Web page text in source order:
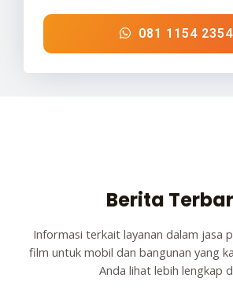
081 1154 2354
Berita
Informasi terkait layanan dalam jasa
film untuk mobil dan bangunan yang
Anda lihat lebih lengkap